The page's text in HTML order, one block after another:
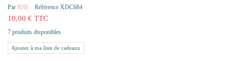
Par RJB Référence XDC684
10,00 € TTC
7 produits disponibles
Ajouter à ma liste de cadeaux